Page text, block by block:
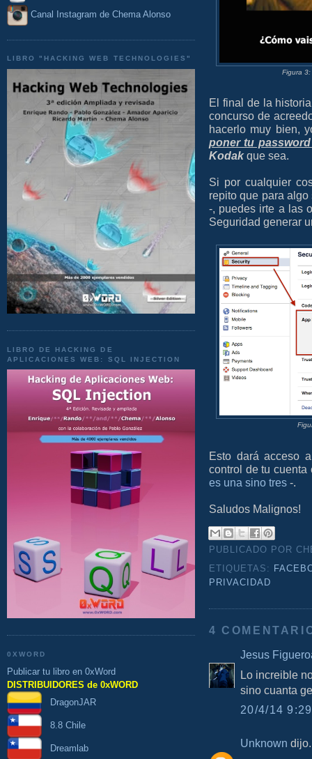
Canal Instagram de Chema Alonso
LIBRO "HACKING WEB TECHNOLOGIES"
LIBRO DE HACKING DE
APLICACIONES WEB: SQL INJECTION
0XWORD
Publicar tu libro en 0xWord
DISTRIBUIDORES de 0xWORD
DragonJAR
8.8 Chile
Dreamlab
Figura
El final de la
concurso de
hacerlo muy bien,
poner tu
Kodakque sea.
Si por cualquier
repito que para
-, puedes irte a las
Seguridad generar
Esto dará acceso
control de tu
es una sino tres -.
Saludos Malignos!
PUBLICADO POR
ETIQUETAS:
PRIVACIDAD
4
Jesus
Lo increible
sino cuanta
20/4/14
Unknown